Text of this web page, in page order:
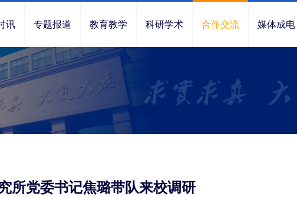
讯 专题报道 教育教学 科研学术 合作交流 媒体成电
所党委书记焦璐带队来校调研